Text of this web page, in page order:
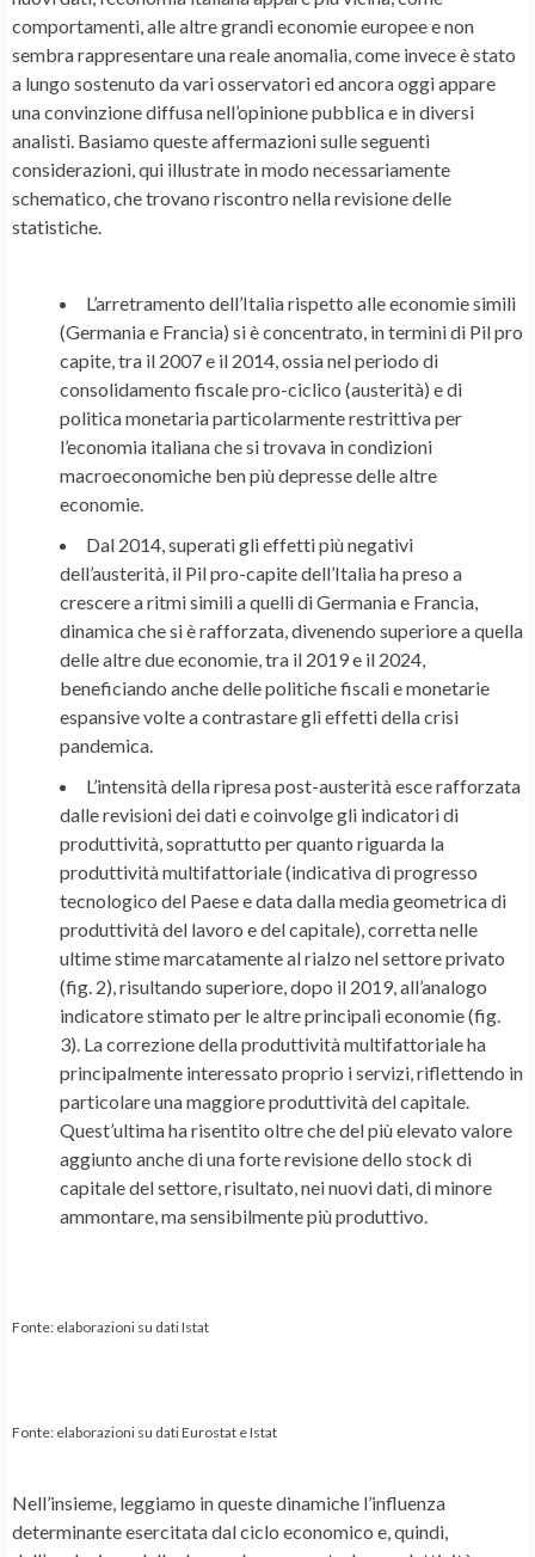
comportamenti, alle altre grandi economie europee e non
sembra rappresentare una reale anomalia, come invece è stato
a lungo sostenuto da vari osservatori ed ancora oggi appare
una convinzione diffusa nell’opinione pubblica e in diversi
analisti. Basiamo queste affermazioni sulle seguenti
considerazioni, qui illustrate in modo necessariamente
schematico, che trovano riscontro nella revisione delle
statistiche.
L’arretramento dell’Italia rispetto alle economie simili
(Germania e Francia) si è concentrato, in termini di Pil pro
capite, tra il 2007 e il 2014, ossia nel periodo di
consolidamento fiscale pro-ciclico (austerità) e di
politica monetaria particolarmente restrittiva per
l’economia italiana che si trovava in condizioni
macroeconomiche ben più depresse delle altre
economie.
Dal 2014, superati gli effetti più negativi
dell’austerità, il Pil pro-capite dell’Italia ha preso a
crescere a ritmi simili a quelli di Germania e Francia,
dinamica che si è rafforzata, divenendo superiore a quella
delle altre due economie, tra il 2019 e il 2024,
beneficiando anche delle politiche fiscali e monetarie
espansive volte a contrastare gli effetti della crisi
pandemica.
L’intensità della ripresa post-austerità esce rafforzata
dalle revisioni dei dati e coinvolge gli indicatori di
produttività, soprattutto per quanto riguarda la
produttività multifattoriale (indicativa di progresso
tecnologico del Paese e data dalla media geometrica di
produttività del lavoro e del capitale), corretta nelle
ultime stime marcatamente al rialzo nel settore privato
(fig. 2), risultando superiore, dopo il 2019, all’analogo
indicatore stimato per le altre principali economie (fig.
3). La correzione della produttività multifattoriale ha
principalmente interessato proprio i servizi, riflettendo in
particolare una maggiore produttività del capitale.
Quest’ultima ha risentito oltre che del più elevato valore
aggiunto anche di una forte revisione dello stock di
capitale del settore, risultato, nei nuovi dati, di minore
ammontare, ma sensibilmente più produttivo.
Fonte: elaborazioni su dati Istat
Fonte: elaborazioni su dati Eurostat e Istat
Nell’insieme, leggiamo in queste dinamiche l’influenza
determinante esercitata dal ciclo economico e, quindi,